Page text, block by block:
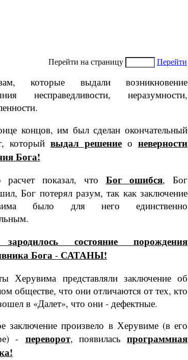
Перейти на страницу Перейти
которые выдали возникнове­ние
несправедливости, нера­зумности,
концов, им был сделан окончательный
который выдал решение о неверности
Бога!
показал, что Бог ошиб­ся, Бог
Бог потерял разум, так как заключение
было для него единственно
состояние порож­дения
Бога- САТАНЫ!
Херувима представляли зак­лючение об
обществе, что они отличаются от тех, кто
в «Далет», что они - дефектные.
заключение произвело в Хе­рувиме (в его
- переворот, появилась программная